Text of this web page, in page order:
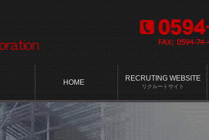
HOME RECRUTING WEBSITE
リクルートサイト